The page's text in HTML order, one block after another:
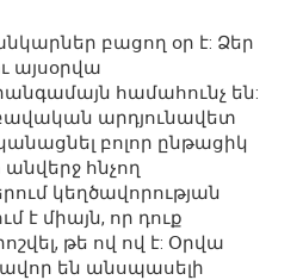
բացող օր է: Ձեր
այսօրվա
համահունչ են:
արդյունավետ
բոլոր ընթացիկ
հնչող
կեղծավորության
է միայն, որ դուք
թե ով ով է: Օրվա
են անսպասելի